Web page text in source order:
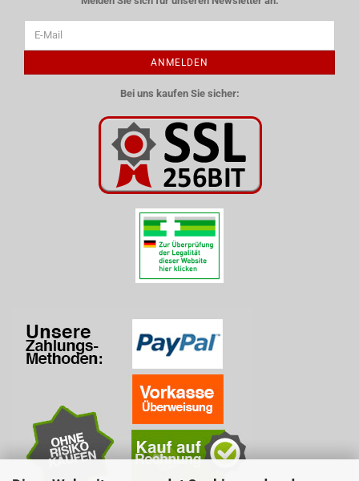
ANMELDEN
Bei uns kaufen Sie sicher: